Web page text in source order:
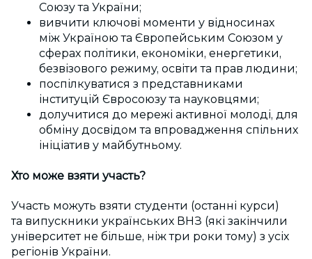
Союзу та України;
вивчити ключові моменти у відносинах
між Україною та Європейським Союзом у
сферах політики, економіки, енергетики,
безвізового режиму, освіти та прав людини;
поспілкуватися з представниками
інституцій Євросоюзу та науковцями;
долучитися до мережі активної молоді, для
обміну досвідом та впровадження спільних
ініціатив у майбутньому.
Хто може взяти участь?
Участь можуть взяти студенти (останні курси)
та випускники українських ВНЗ (які закінчили
університет не більше, ніж три роки тому) з усіх
регіонів України.